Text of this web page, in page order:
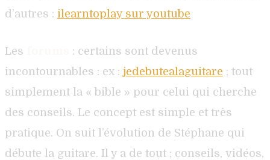
d’autres : ilearntoplay sur youtube
Les
: certains sont devenus
incontournables : ex : jedebutealaguitare ; tout
simplement la « bible » pour celui qui cherche
des conseils. Le concept est simple et très
pratique. On suit l’évolution de Stéphane qui
débute la guitare. Il y a de tout ; conseils, vidéos,